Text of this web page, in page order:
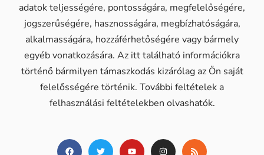
adatok teljességére, pontosságára, megfelelőségére,
jogszerűségére, hasznosságára, megbízhatóságára,
alkalmasságára, hozzáférhetőségére vagy bármely
egyéb vonatkozására. Az itt található információkra
történő bármilyen támaszkodás kizárólag az Ön saját
felelősségére történik. További feltételek a
felhasználási feltételekben olvashatók.